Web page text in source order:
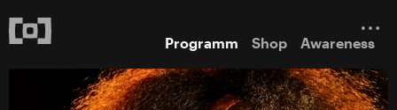
Programm Shop Awareness